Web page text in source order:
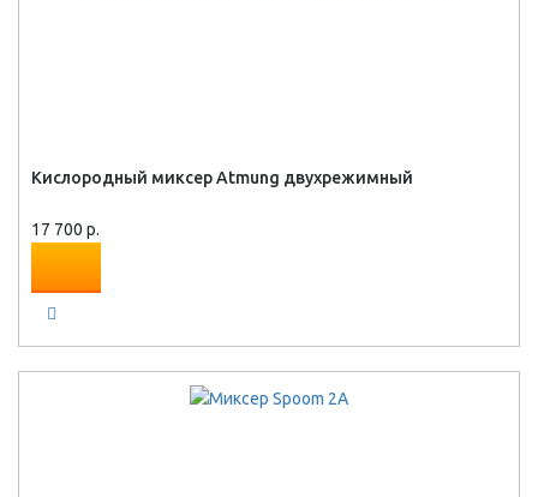
Кислородный миксер Atmung двухрежимный
17 700 р.